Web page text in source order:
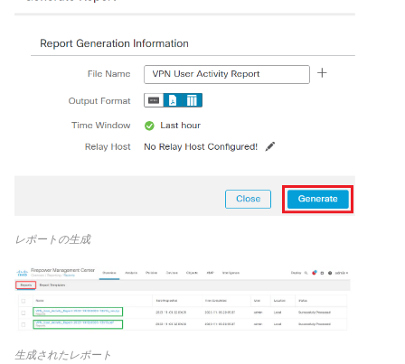
レポートの生成
生成されたレポート